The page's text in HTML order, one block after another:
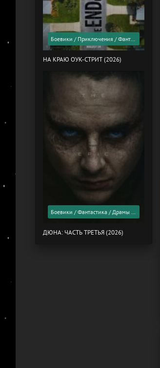
Боевики / Приключения / Фантастика / Фильмы 2026 года / Скоро в кино
НА КРАЮ ОУК-СТРИТ (2026)
Боевики / Фантастика / Драмы / Фильмы 2026 года / Скоро в кино
ДЮНА: ЧАСТЬ ТРЕТЬЯ (2026)